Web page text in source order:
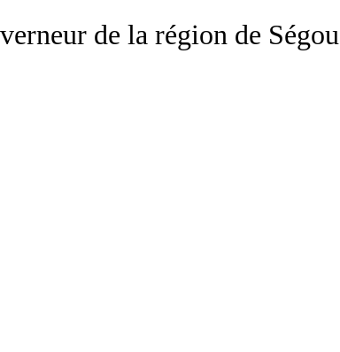
de la région de Ségou